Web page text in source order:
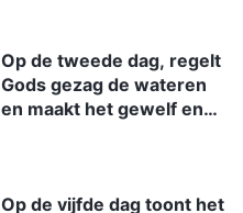
Op de tweede dag, regelt
Gods gezag de wateren
en maakt het gewelf en
Op de vijfde dag toont het